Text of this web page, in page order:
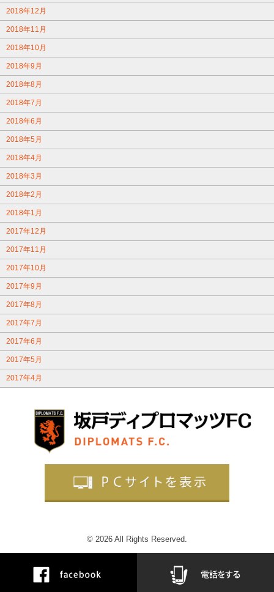
2018年12月
2018年11月
2018年10月
2018年9月
2018年8月
2018年7月
2018年6月
2018年5月
2018年4月
2018年3月
2018年2月
2018年1月
2017年12月
2017年11月
2017年10月
2017年9月
2017年8月
2017年7月
2017年6月
2017年5月
2017年4月
© 2026 All Rights Reserved.